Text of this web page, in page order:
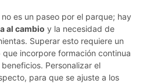
es un paseo por el parque; hay
al cambio y la necesidad de
Superar esto requiere un
que incorpore formación continua
Personalizar el
para que se ajuste a los